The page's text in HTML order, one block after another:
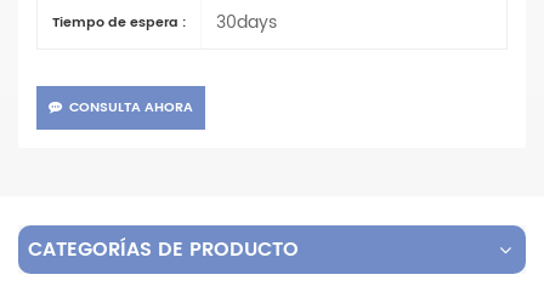
Tiempo de espera : 30days
CONSULTA AHORA
CATEGORÍAS DE PRODUCTO